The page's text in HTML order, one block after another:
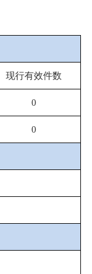
现行有效件数
0
0